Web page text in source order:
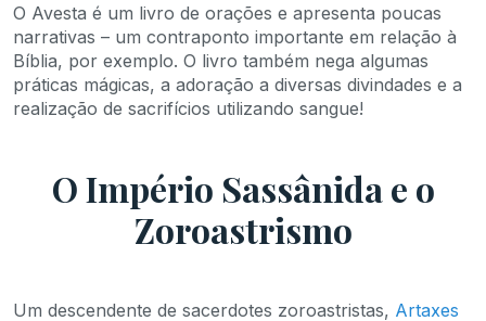
O Avesta é um livro de orações e apresenta poucas
narrativas – um contraponto importante em relação à
Bíblia, por exemplo. O livro também nega algumas
práticas mágicas, a adoração a diversas divindades e a
realização de sacrifícios utilizando sangue!
O Império Sassânida e o
Zoroastrismo
Um descendente de sacerdotes zoroastristas, Artaxes